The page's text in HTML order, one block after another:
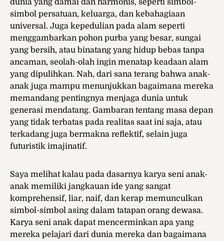
dunia yang damai dan harmonis, seperti simbol-
simbol persatuan, keluarga, dan kebahagiaan
universal. Juga kepedulian pada alam seperti
menggambarkan pohon purba yang besar, sungai
yang bersih, atau binatang yang hidup bebas tanpa
ancaman, seolah-olah ingin menatap keadaan alam
yang dipulihkan. Nah, dari sana terang bahwa anak-
anak juga mampu menunjukkan bagaimana mereka
memandang pentingnya menjaga dunia untuk
generasi mendatang. Gambaran tentang masa depan
yang tidak terbatas pada realitas saat ini saja, atau
terkadang juga bermakna reflektif, selain juga
futuristik imajinatif.
Saya melihat kalau pada dasarnya karya seni anak-
anak memiliki jangkauan ide yang sangat
komprehensif, liar, naif, dan kerap memunculkan
simbol-simbol asing dalam tatapan orang dewasa.
Karya seni anak dapat mencerminkan apa yang
mereka pelajari dari dunia mereka dan bagaimana